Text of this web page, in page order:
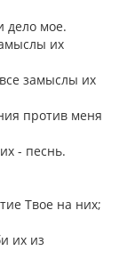
дело мое.
их
замыслы их
против меня
- песнь.
Твое на них;
их из